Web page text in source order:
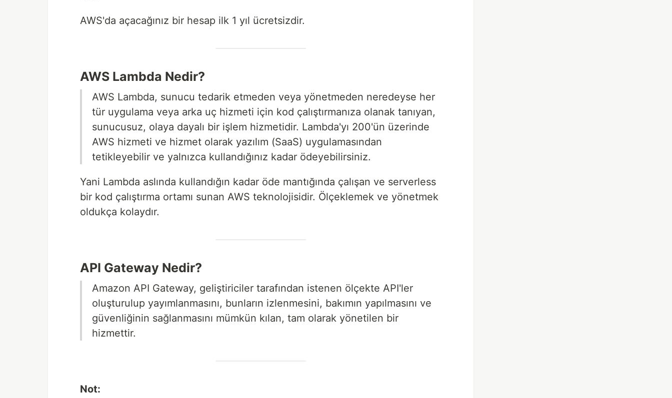
AWS'da açacağınız bir hesap ilk 1 yıl ücretsizdir.
AWS Lambda Nedir?
AWS Lambda, sunucu tedarik etmeden veya yönetmeden neredeyse her
tür uygulama veya arka uç hizmeti için kod çalıştırmanıza olanak tanıyan,
sunucusuz, olaya dayalı bir işlem hizmetidir. Lambda'yı 200'ün üzerinde
AWS hizmeti ve hizmet olarak yazılım (SaaS) uygulamasından
tetikleyebilir ve yalnızca kullandığınız kadar ödeyebilirsiniz.
Yani Lambda aslında kullandığın kadar öde mantığında çalışan ve serverless
bir kod çalıştırma ortamı sunan AWS teknolojisidir. Ölçeklemek ve yönetmek
oldukça kolaydır.
API Gateway Nedir?
Amazon API Gateway, geliştiriciler tarafından istenen ölçekte API'ler
oluşturulup yayımlanmasını, bunların izlenmesini, bakımın yapılmasını ve
güvenliğinin sağlanmasını mümkün kılan, tam olarak yönetilen bir
hizmettir.
Not: